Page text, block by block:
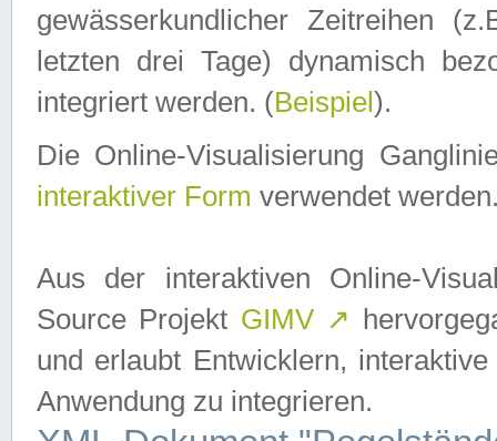
gewässerkundlicher Zeitreihen
letzten drei Tage) dynamisch
integriert werden. (Beispiel ).
Die Online-Visualisierung
interaktiver Form verwendet
Aus der interaktiven Online-
Source Projekt GIMV ↗
und erlaubt Entwicklern,
Anwendung zu integrieren.